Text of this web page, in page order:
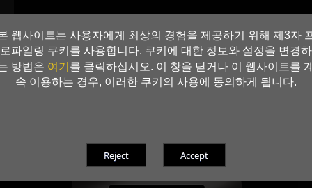
웹사이트는 사용자에게 최상의 경험을 제공하기 위해 제3자
로파일링 쿠키를 사용합니다. 쿠키에 대한 정보와 설정을 변경하
방법은 여기를 클릭하십시오. 이 창을 닫거나 이 웹사이트를
속 이용하는 경우, 이러한 쿠키의 사용에 동의하게 됩니다.
NVIDIA Blackwell 아키텍처